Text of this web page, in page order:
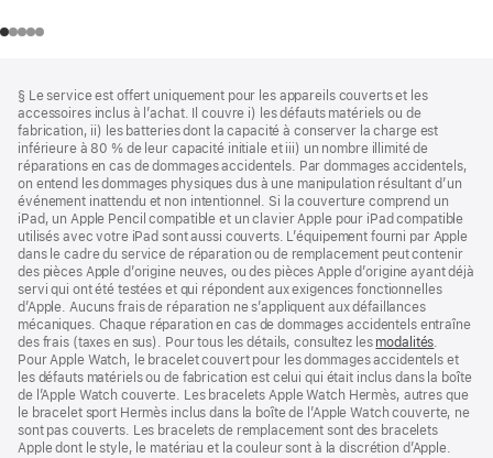
de
page
de
bas
de
page
§ Le service est offert uniquement pour les appareils couverts et les
accessoires inclus à l’achat. Il couvre i) les défauts matériels ou de
fabrication, ii) les batteries dont la capacité à conserver la charge est
inférieure à 80 % de leur capacité initiale et iii) un nombre illimité de
réparations en cas de dommages accidentels. Par dommages accidentels,
on entend les dommages physiques dus à une manipulation résultant d’un
événement inattendu et non intentionnel. Si la couverture comprend un
iPad, un Apple Pencil compatible et un clavier Apple pour iPad compatible
utilisés avec votre iPad sont aussi couverts. L’équipement fourni par Apple
dans le cadre du service de réparation ou de remplacement peut contenir
des pièces Apple d’origine neuves, ou des pièces Apple d’origine ayant déjà
servi qui ont été testées et qui répondent aux exigences fonctionnelles
d’Apple. Aucuns frais de réparation ne s’appliquent aux défaillances
mécaniques. Chaque réparation en cas de dommages accidentels entraîne
des frais (taxes en sus). Pour tous les détails, consultez les modalités(s’ouvre
dans
une
nouvelle
fenêtre)
.
Pour Apple Watch, le bracelet couvert pour les dommages accidentels et
les défauts matériels ou de fabrication est celui qui était inclus dans la boîte
de l’Apple Watch couverte. Les bracelets Apple Watch Hermès, autres que
le bracelet sport Hermès inclus dans la boîte de l’Apple Watch couverte, ne
sont pas couverts. Les bracelets de remplacement sont des bracelets
Apple dont le style, le matériau et la couleur sont à la discrétion d’Apple.